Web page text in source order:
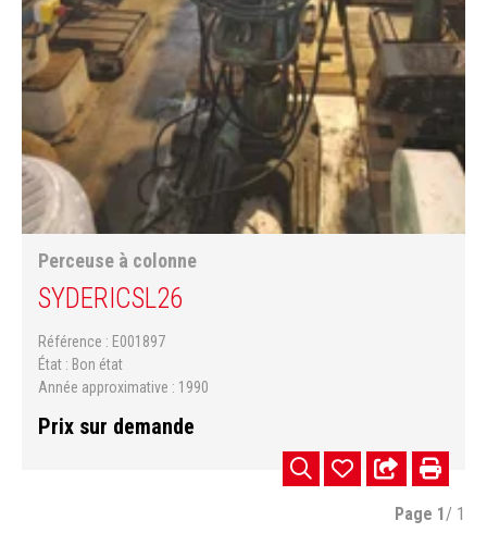
Perceuse à colonne
SYDERICSL26
Référence
E001897
État
Bon état
Année approximative
1990
Prix sur demande
Page 1 / 1